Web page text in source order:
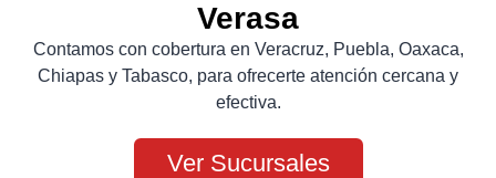
Verasa
Contamos con cobertura en Veracruz, Puebla, Oaxaca,
Chiapas y Tabasco, para ofrecerte atención cercana y
efectiva.
Ver Sucursales